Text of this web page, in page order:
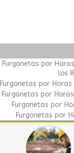
Furgonetas por
los
Furgonetas por
Furgonetas por
Furgonetas por
Furgonetas por